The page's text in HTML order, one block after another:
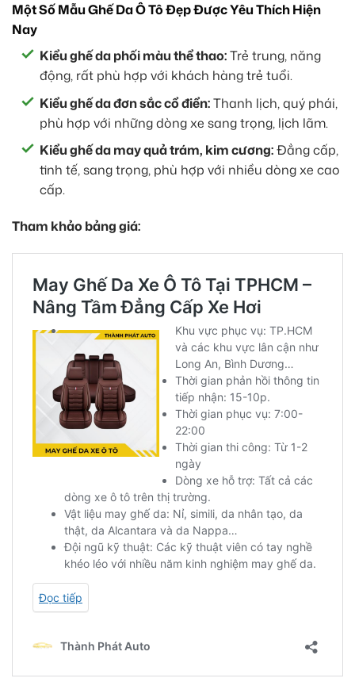
Một Số Mẫu Ghế Da Ô Tô Đẹp Được Yêu Thích Hiện
Nay
Kiểu ghế da phối màu thể thao:Trẻ trung, năng
động, rất phù hợp với khách hàng trẻ tuổi.
Kiểu ghế da đơn sắc cổ điển:Thanh lịch, quý phái,
phù hợp với những dòng xe sang trọng, lịch lãm.
Kiểu ghế da may quả trám, kim cương:Đẳng cấp,
tinh tế, sang trọng, phù hợp với nhiều dòng xe cao
cấp.
Tham khảo bảng giá: